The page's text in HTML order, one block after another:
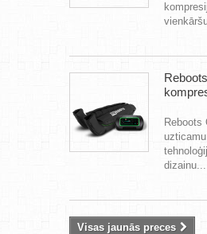
Reboots
Visas jaunās preces